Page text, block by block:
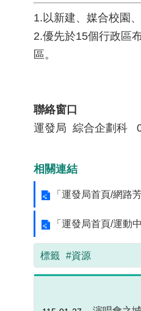
1.以新建、媒合校園
2.優先於15個行政區
區。
聯絡窗口
運發局 綜合企劃科
相關連結
「運發局首頁/網路
「運發局首頁/運動
標籤 #資源